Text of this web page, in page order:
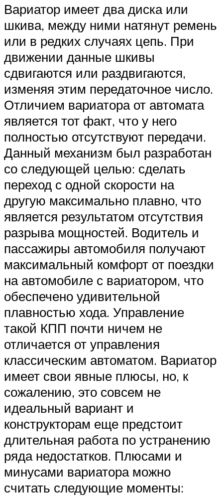
Вариатор имеет два диска или
шкива, между ними натянут ремень
или в редких случаях цепь. При
движении данные шкивы
сдвигаются или раздвигаются,
изменяя этим передаточное число.
Отличием вариатора от автомата
является тот факт, что у него
полностью отсутствуют передачи.
Данный механизм был разработан
со следующей целью: сделать
переход с одной скорости на
другую максимально плавно, что
является результатом отсутствия
разрыва мощностей. Водитель и
пассажиры автомобиля получают
максимальный комфорт от поездки
на автомобиле с вариатором, что
обеспечено удивительной
плавностью хода. Управление
такой КПП почти ничем не
отличается от управления
классическим автоматом. Вариатор
имеет свои явные плюсы, но, к
сожалению, это совсем не
идеальный вариант и
конструкторам еще предстоит
длительная работа по устранению
ряда недостатков. Плюсами и
минусами вариатора можно
считать следующие моменты: